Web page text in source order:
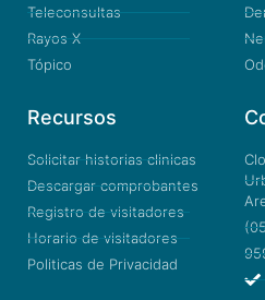
Teleconsultas
Rayos X
Tópico
Recursos
Solicitar historias clinicas
Descargar comprobantes
Registro de visitadores
Horario de visitadores
Politicas de Privacidad